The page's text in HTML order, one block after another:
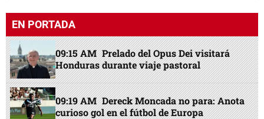
EN PORTADA
09:15 AM Prelado del Opus Dei visitará
Honduras durante viaje pastoral
09:19 AM Dereck Moncada no para: Anota
curioso gol en el fútbol de Europa